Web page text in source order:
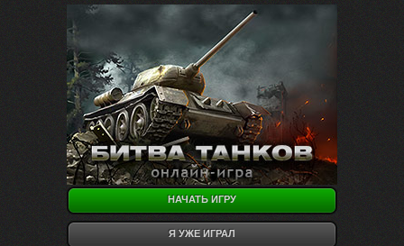
НАЧАТЬ ИГРУ
Я УЖЕ ИГРАЛ